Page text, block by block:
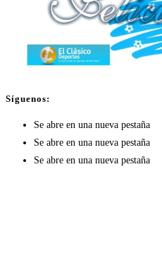
Síguenos:
Se abre en una nueva pestaña
Se abre en una nueva pestaña
Se abre en una nueva pestaña